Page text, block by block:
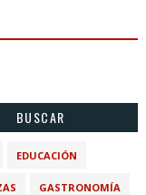
BUSCAR
EDUCACIÓN
GASTRONOMÍA